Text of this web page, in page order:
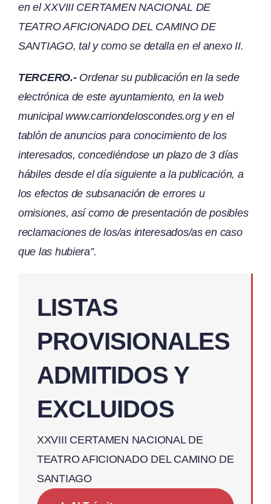
en el XXVIII CERTAMEN NACIONAL DE
TEATRO AFICIONADO DEL CAMINO DE
SANTIAGO, tal y como se detalla en el anexo II.
TERCERO.- Ordenar su publicación en la sede
electrónica de este ayuntamiento, en la web
municipal www.carriondeloscondes.org y en el
tablón de anuncios para conocimiento de los
interesados, concediéndose un plazo de 3 días
hábiles desde el día siguiente a la publicación, a
los efectos de subsanación de errores u
omisiones, así como de presentación de posibles
reclamaciones de los/as interesados/as en caso
que las hubiera”.
LISTAS
PROVISIONALES
ADMITIDOS Y
EXCLUIDOS
XXVIII CERTAMEN NACIONAL DE
TEATRO AFICIONADO DEL CAMINO DE
SANTIAGO